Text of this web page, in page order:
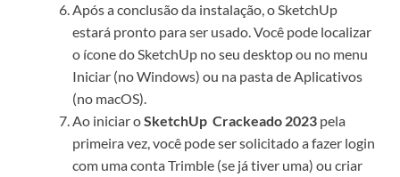
Após a conclusão da instalação, o SketchUp
estará pronto para ser usado. Você pode localizar
o ícone do SketchUp no seu desktop ou no menu
Iniciar (no Windows) ou na pasta de Aplicativos
(no macOS).
Ao iniciar oSketchUp Crackeado 2023 pela
primeira vez, você pode ser solicitado a fazer login
com uma conta Trimble (se já tiver uma) ou criar